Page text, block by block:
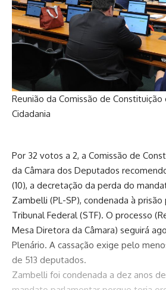
Reunião da Comissão de Constituição
Cidadania
Por 32 votos a 2, a Comissão de
da Câmara dos Deputados
(10), a decretação da perda do
Zambelli (PL-SP), condenada à
Tribunal Federal (STF). O processo
Mesa Diretora da Câmara) seguirá
Plenário. A cassação exige pelo
de 513 deputados.
Zambelli foi condenada a dez anos